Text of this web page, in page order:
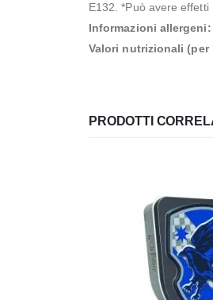
E132. *Può avere effetti
Informazioni allergeni:
Valori nutrizionali
PRODOTTI